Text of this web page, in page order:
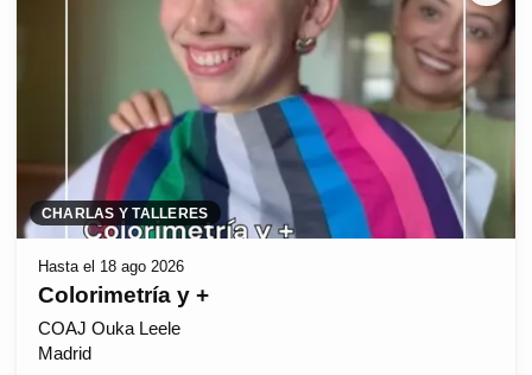
CHARLAS Y TALLERES
Hasta el 18 ago 2026
Colorimetría y +
COAJ Ouka Leele
Madrid